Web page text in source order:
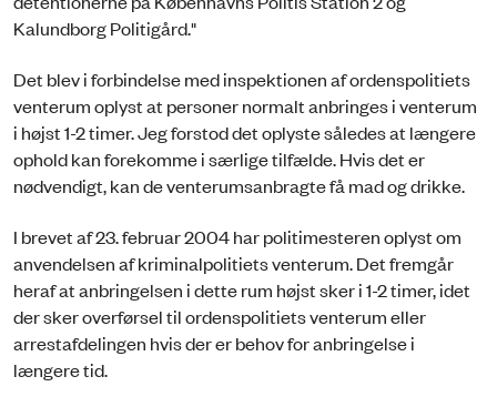
Kalundborg Politigård."
Det blev i forbindelse med inspektionen af ordenspolitiets
venterum oplyst at personer normalt anbringes i venterum
i højst 1-2 timer. Jeg forstod det oplyste således at længere
ophold kan forekomme i særlige tilfælde. Hvis det er
nødvendigt, kan de venterumsanbragte få mad og drikke.
I brevet af 23. februar 2004 har politimesteren oplyst om
anvendelsen af kriminalpolitiets venterum. Det fremgår
heraf at anbringelsen i dette rum højst sker i 1-2 timer, idet
der sker overførsel til ordenspolitiets venterum eller
arrestafdelingen hvis der er behov for anbringelse i
længere tid.